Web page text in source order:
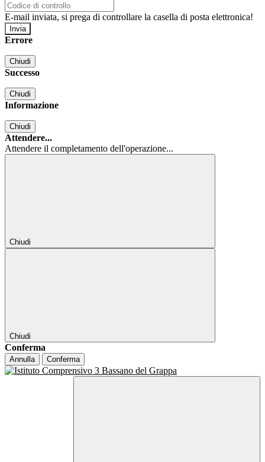
E-mail inviata, si prega di controllare la casella di posta elettronica!
Errore
Chiudi
Successo
Chiudi
Informazione
Chiudi
Attendere...
Attendere il completamento dell'operazione...
Chiudi
Chiudi
Conferma
Annulla Conferma